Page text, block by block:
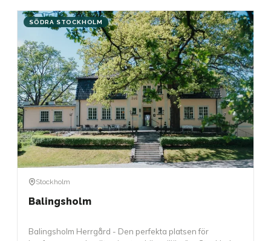
SÖDRA STOCKHOLM
Stockholm
Balingsholm
Balingsholm Herrgård - Den perfekta platsen för